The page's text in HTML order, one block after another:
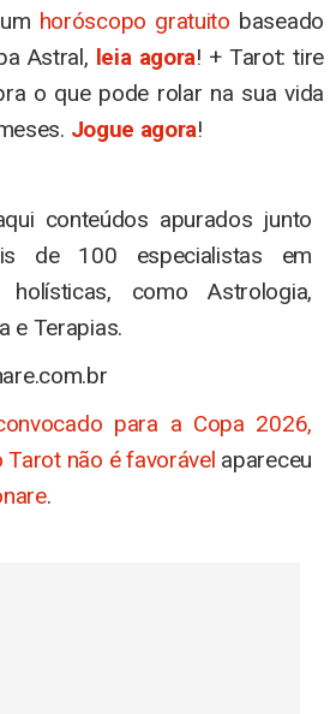
horóscopo gratuito baseado
Astral, leia agora! + Tarot: tire
o que pode rolar na sua vida
Jogue agora!
conteúdos apurados junto
de 100 especialistas em
holísticas, como Astrologia,
e Terapias.
para a Copa 2026,
não é favorável apareceu
.